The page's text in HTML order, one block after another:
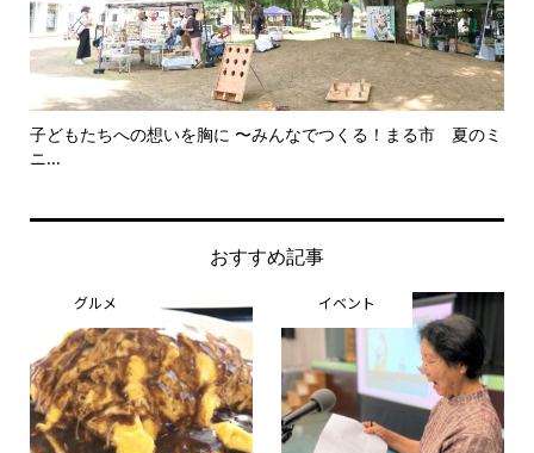
子どもたちへの想いを胸に 〜みんなでつくる！まる市 夏のミ
ニ...
おすすめ記事
グルメ イベント